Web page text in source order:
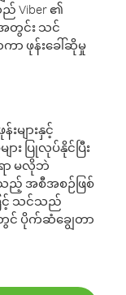
Viber ၏
အတွင်း သင်
ဖုန်းခေါ်ဆိုမှု
များနှင့်
ား ပြုလုပ်နိုင်ပြီး
ာ မလိုဘဲ
ည့် အစီအစဉ်ဖြစ်
ြင့် သင်သည်
တွင် ပိုက်ဆံချွေတာ